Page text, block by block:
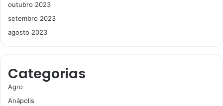
outubro 2023
setembro 2023
agosto 2023
Categorias
Agro
Anápolis